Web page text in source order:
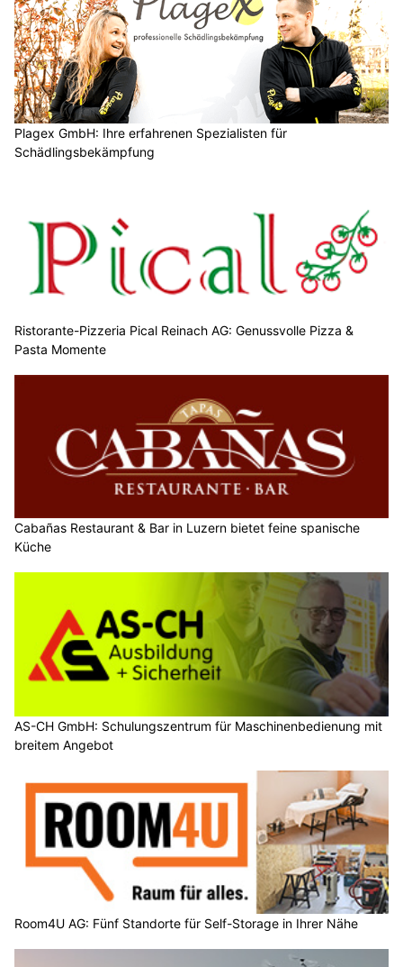
Plagex GmbH: Ihre erfahrenen Spezialisten für
Schädlingsbekämpfung
Ristorante-Pizzeria Pical Reinach AG: Genussvolle Pizza &
Pasta Momente
Cabañas Restaurant & Bar in Luzern bietet feine spanische
Küche
AS-CH GmbH: Schulungszentrum für Maschinenbedienung mit
breitem Angebot
Room4U AG: Fünf Standorte für Self-Storage in Ihrer Nähe